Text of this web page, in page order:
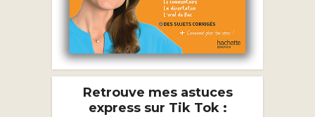
Retrouve mes astuces
express sur Tik Tok :